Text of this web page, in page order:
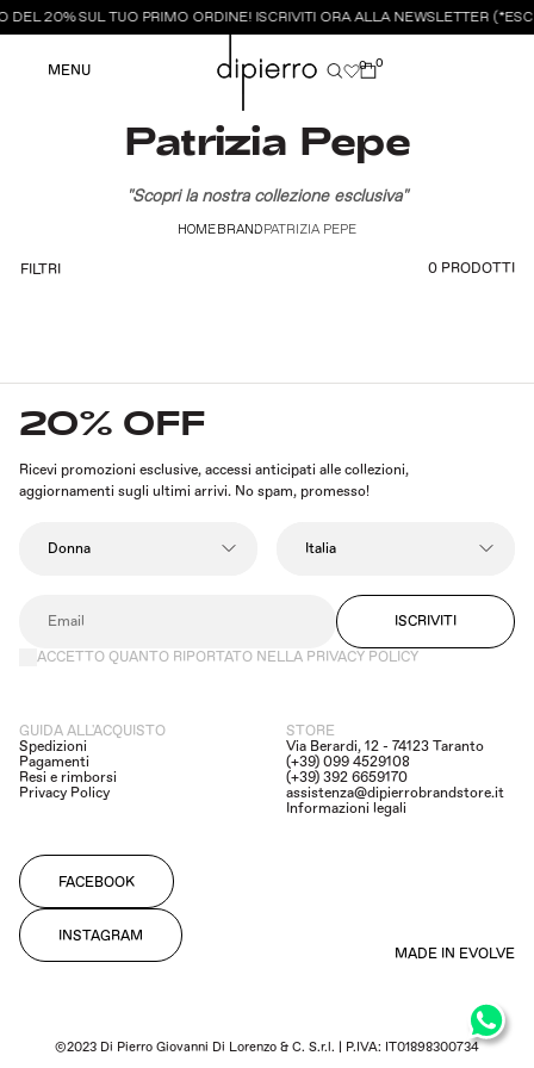
DEL 20% SUL TUO PRIMO ORDINE! ISCRIVITI ORA ALLA NEWSLETTER
MENU 0 0
Patrizia Pepe
"Scopri la nostra collezione esclusiva"
HOME BRAND PATRIZIA PEPE
FILTRI 0 PRODOTTI
20% OFF
Ricevi promozioni esclusive, accessi anticipati alle collezioni,
aggiornamenti sugli ultimi arrivi. No spam, promesso!
ISCRIVITI
ACCETTO QUANTO RIPORTATO NELLA PRIVACY POLICY
GUIDA ALL'ACQUISTO
Spedizioni
Pagamenti
Resi e rimborsi
Privacy Policy
STORE
Via Berardi, 12 - 74123 Taranto
(+39) 099 4529108
(+39) 392 6659170
assistenza@dipierrobrandstore.it
Informazioni legali
FACEBOOK
INSTAGRAM
MADE IN EVOLVE
©2023 Di Pierro Giovanni Di Lorenzo & C. S.r.l. | P.IVA: IT01898300734